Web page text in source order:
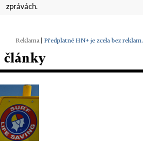
zprávách.
Předplatné HN+ je zcela bez reklam.
články